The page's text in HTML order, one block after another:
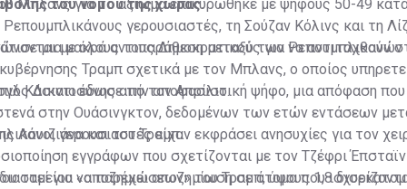
του νόμου της χώρας.
Μπλανς για το αξίωμα επικυρώθηκε με ψήφους 50-49 κατά
γερουσιαστές, τη Σούζαν Κόλινς και τη
με όλους τους Δημοκρατικούς για να αντιταχθούν
μια μακρά αντιπαράθεση μεταξύ των Ρεπουμπλικανών
Τραμπ σχετικά με τον Μπλανς, ο οποίος
Δικαιοσύνης από τον Απρίλιο.
Κάσιντι έδωσε την αποφασιστική ψήφο, μια απόφαση που
στην Ουάσινγκτον, δεδομένων των ετών εντάσεων
Λουιζιάνα και του Τραμπ.
γερουσιαστές είχαν εκφράσει ανησυχίες για τον
εγγράφων που σχετίζονται με τον Τζέφρι Έπσταϊν
ταμείου «αποζημιώσεων» του Τραμπ, ύψους 1,8
για να παρέχει αποζημίωση σε άτομα που